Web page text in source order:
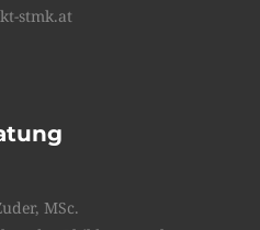
stmk.at
MSc.